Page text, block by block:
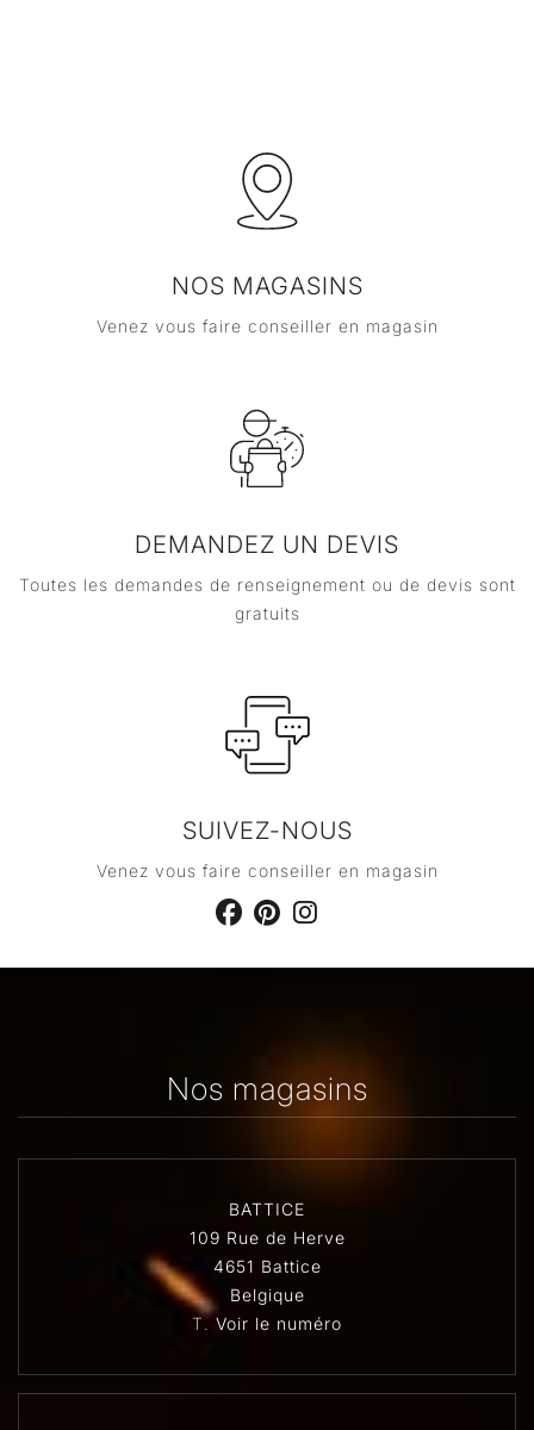
NOS MAGASINS
Venez vous faire conseiller en magasin
DEMANDEZ UN DEVIS
Toutes les demandes de renseignement ou de devis sont
gratuits
SUIVEZ-NOUS
Venez vous faire conseiller en magasin
Nos magasins
BATTICE
109 Rue de Herve
4651 Battice
Belgique
T. Voir le numéro